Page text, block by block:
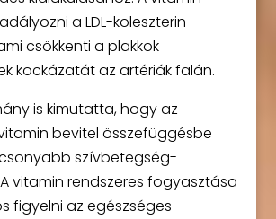
a LDL-koleszterin
csökkenti a plakkok
kockázatát az artériák falán.
is kimutatta, hogy az
bevitel összefüggésbe
szívbetegség-
vitamin rendszeres fogyasztása
figyelni az egészséges